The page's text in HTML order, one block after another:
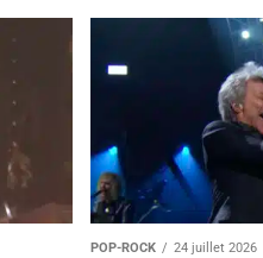
POP-ROCK 24 juillet 2026